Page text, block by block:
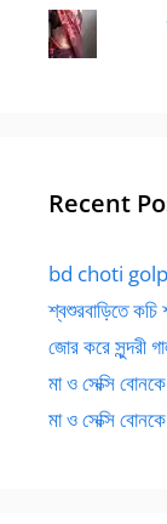
Recent
bd choti golpo
শ্বশুরবাড়িতে কচি
জোর করে সুন্দরী
মা ও সেক্সি
মা ও সেক্সি